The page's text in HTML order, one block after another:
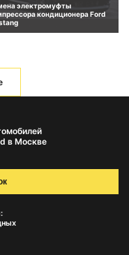
электромуфты
кондиционера Ford
в Москве